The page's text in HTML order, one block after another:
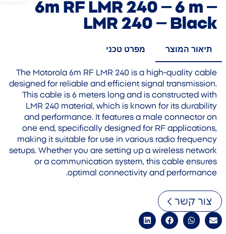
6m RF LMR 240 – 6 m –
LMR 240 – Black
תיאור המוצר מפרט טכני
The Motorola 6m RF LMR 240 is a high-quality cable
designed for reliable and efficient signal transmission.
This cable is 6 meters long and is constructed with
LMR 240 material, which is known for its durability
and performance. It features a male connector on
one end, specifically designed for RF applications,
making it suitable for use in various radio frequency
setups. Whether you are setting up a wireless network
or a communication system, this cable ensures
optimal connectivity and performance.
צור קשר